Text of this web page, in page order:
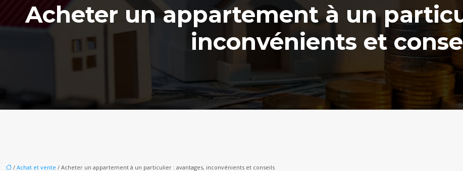
Acheter un appartement à un
inconvénients et
/ Achat et vente / Acheter un appartement à un particulier : avantages, inconvénients et conseils